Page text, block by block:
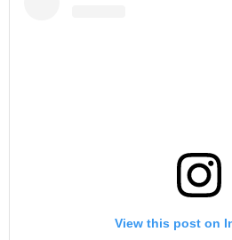
View this post on